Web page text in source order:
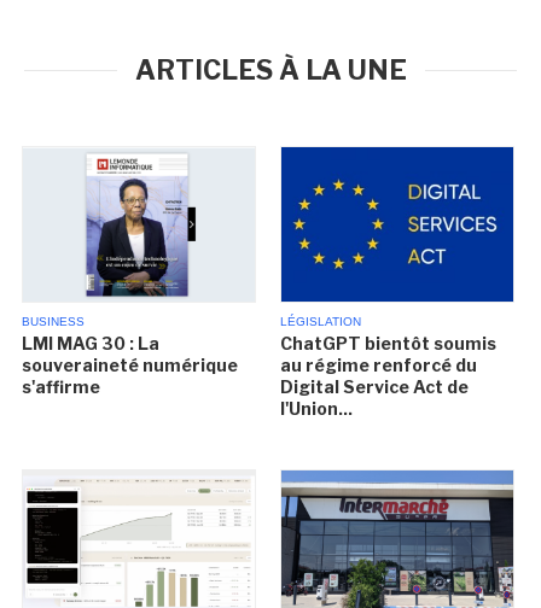
ARTICLES À LA UNE
BUSINESS
LMI MAG 30 : La
souveraineté numérique
s'affirme
LÉGISLATION
ChatGPT bientôt soumis
au régime renforcé du
Digital Service Act de
l'Union...